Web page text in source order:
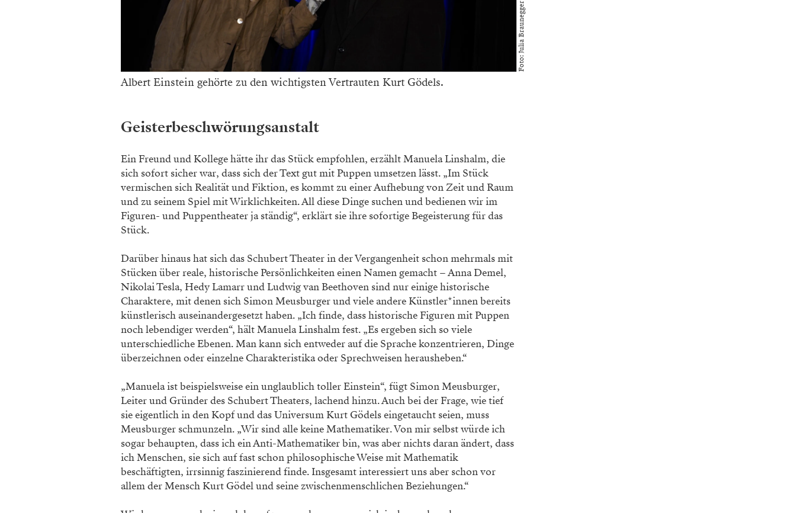
Foto: Julia Braunegger
Albert Einstein gehörte zu den wichtigsten Vertrauten Kurt Gödels.
Geisterbeschwörungsanstalt
Ein Freund und Kollege hätte ihr das Stück empfohlen, erzählt Manuela Linshalm, die
sich sofort sicher war, dass sich der Text gut mit Puppen umsetzen lässt. „Im Stück
vermischen sich Realität und Fiktion, es kommt zu einer Aufhebung von Zeit und Raum
und zu seinem Spiel mit Wirklichkeiten. All diese Dinge suchen und bedienen wir im
Figuren- und Puppentheater ja ständig“, erklärt sie ihre sofortige Begeisterung für das
Stück.
Darüber hinaus hat sich das Schubert Theater in der Vergangenheit schon mehrmals mit
Stücken über reale, historische Persönlichkeiten einen Namen gemacht – Anna Demel,
Nikolai Tesla, Hedy Lamarr und Ludwig van Beethoven sind nur einige historische
Charaktere, mit denen sich Simon Meusburger und viele andere Künstler*innen bereits
künstlerisch auseinandergesetzt haben. „Ich finde, dass historische Figuren mit Puppen
noch lebendiger werden“, hält Manuela Linshalm fest. „Es ergeben sich so viele
unterschiedliche Ebenen. Man kann sich entweder auf die Sprache konzentrieren, Dinge
überzeichnen oder einzelne Charakteristika oder Sprechweisen herausheben.“
„Manuela ist beispielsweise ein unglaublich toller Einstein“, fügt Simon Meusburger,
Leiter und Gründer des Schubert Theaters, lachend hinzu. Auch bei der Frage, wie tief
sie eigentlich in den Kopf und das Universum Kurt Gödels eingetaucht seien, muss
Meusburger schmunzeln. „Wir sind alle keine Mathematiker. Von mir selbst würde ich
sogar behaupten, dass ich ein Anti-Mathematiker bin, was aber nichts daran ändert, dass
ich Menschen, sie sich auf fast schon philosophische Weise mit Mathematik
beschäftigten, irrsinnig faszinierend finde. Insgesamt interessiert uns aber schon vor
allem der Mensch Kurt Gödel und seine zwischenmenschlichen Beziehungen.“